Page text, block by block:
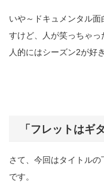
いや～ドキュメンタル
すけど、人が笑っちゃ
人的にはシーズン2が好
「フレットはギ
さて、今回はタイトルの
です。